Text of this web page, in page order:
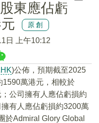
東應佔虧
原創
日 上午10:12
)公佈，預期截至2025
1590萬港元，相較於
公司擁有人應佔虧損約
有人應佔虧損約3200萬
於Admiral Glory Global